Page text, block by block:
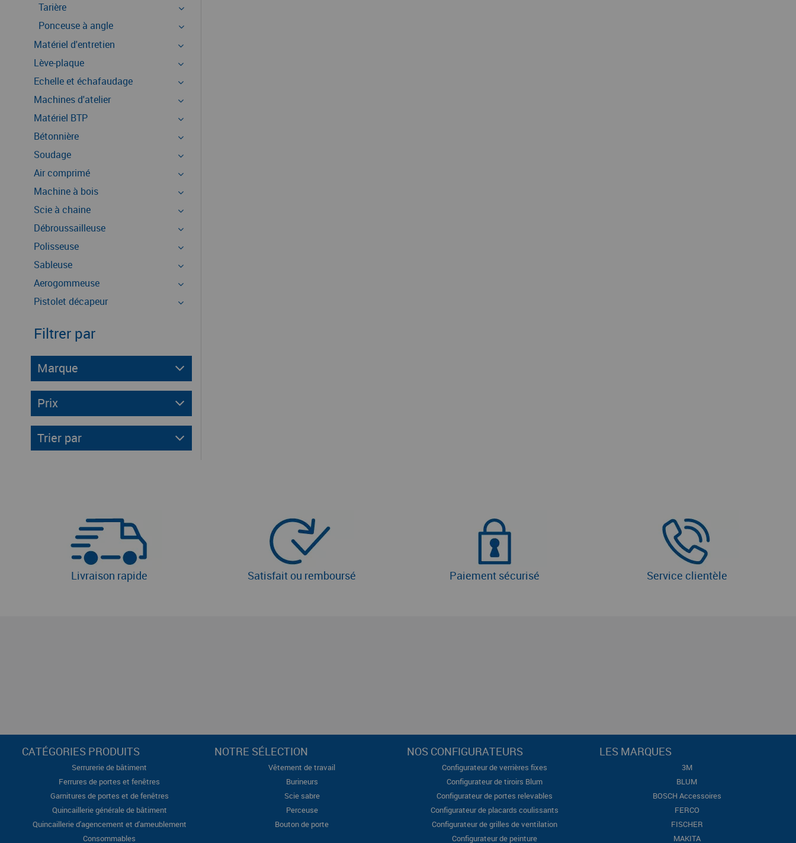
Tarière
Ponceuse à angle
Matériel d'entretien
Lève-plaque
Echelle et échafaudage
Machines d'atelier
Matériel BTP
Bétonnière
Soudage
Air comprimé
Machine à bois
Scie à chaine
Débroussailleuse
Polisseuse
Sableuse
Aerogommeuse
Pistolet décapeur
Filtrer par
Marque
Prix
Trier par
Livraison rapide Satisfait ou remboursé Paiement sécurisé Service clientèle
CATÉGORIES PRODUITS
Serrurerie de bâtiment
Ferrures de portes et fenêtres
Garnitures de portes et de fenêtres
Quincaillerie générale de bâtiment
Quincaillerie d'agencement et d'ameublement
Consommables
NOTRE SÉLECTION
Vêtement de travail
Burineurs
Scie sabre
Perceuse
Bouton de porte
NOS CONFIGURATEURS
Configurateur de verrières fixes
Configurateur de tiroirs Blum
Configurateur de portes relevables
Configurateur de placards coulissants
Configurateur de grilles de ventilation
Configurateur de peinture
LES MARQUES
3M
BLUM
BOSCH Accessoires
FERCO
FISCHER
MAKITA